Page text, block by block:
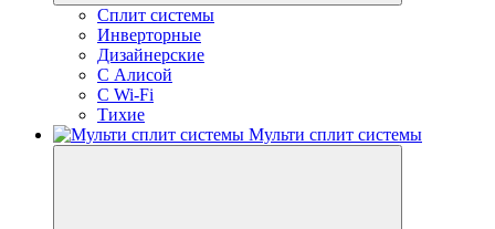
Сплит системы
Инверторные
Дизайнерские
С Алисой
C Wi-Fi
Тихие
Мульти сплит системы